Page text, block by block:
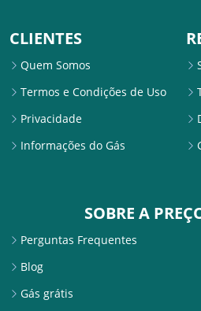
CLIENTES
Quem Somos
Termos e Condições de Uso
Privacidade
Informações do Gás
SOBRE A
Perguntas Frequentes
Blog
Gás grátis